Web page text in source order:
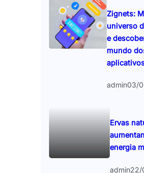
Zignets:
universo
e
mundo
admin03/
Ervas
energia
admin22/